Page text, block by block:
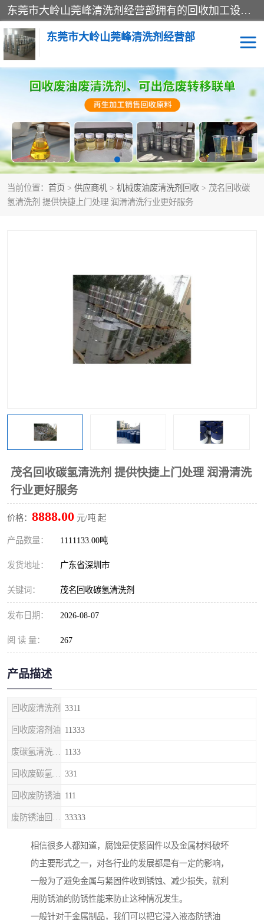
东莞市大岭山莞峰清洗剂经营部拥有的回收加工设备，大量废油回收、废清洗剂回收、废溶剂油回收、机械废油废清洗剂回收、废碳氢回收、碳氢液压油回收、碳氢二氯回收等废清洗剂处理；我们只是提供废旧化工原料的循环使用存放点，执行正规的存放，有正规的回收资质处理。同时我们公司批发零售回收级清洗剂，脱模油再生基础油，质量保证。
东莞市大岭山莞峰清洗剂经营部
当前位置： 首页 > 供应商机 > 机械废油废清洗剂回收 > 茂名回收碳
氢清洗剂 提供快捷上门处理 润滑清洗行业更好服务
茂名回收碳氢清洗剂 提供快捷上门处理 润滑清洗
行业更好服务
价格： 8888.00 元/吨 起
产品数量： 1111133.00吨
发货地址： 广东省深圳市
关键词： 茂名回收碳氢清洗剂
发布日期： 2026-08-07
阅 读 量： 267
产品描述
回收废清洗剂 3311
回收废溶剂油 11333
1133
331
回收废防锈油 111
33333
相信很多人都知道，腐蚀是使紧固件以及金属材料破坏
的主要形式之一，对各行业的发展都是有一定的影响，
一般为了避免金属与紧固件收到锈蚀、减少损失，就利
用防锈油的防锈性能来防止这种情况发生。
一般针对于金属制品，我们可以把它浸入液态防锈油
废清洗剂回收
废溶剂油回收 机械废油废清洗剂回收
废碳氢回收 碳氢液压油回收
碳氢二氯回收 回收废三四氯乙烯
回收废清洗剂 上门回收废清洗剂